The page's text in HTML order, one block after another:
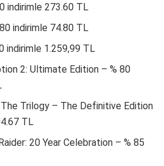
indirimle 273.60 TL
indirimle 74.80 TL
indirimle 1.259,99 TL
2: Ultimate Edition – % 80
Trilogy – The Definitive Edition
TL
20 Year Celebration – % 85